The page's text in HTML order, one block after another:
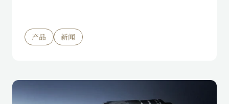
产品 新闻